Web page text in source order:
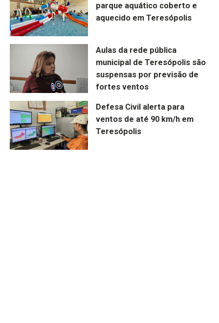
parque aquático coberto e
aquecido em Teresópolis
Aulas da rede pública
municipal de Teresópolis são
suspensas por previsão de
fortes ventos
Defesa Civil alerta para
ventos de até 90 km/h em
Teresópolis